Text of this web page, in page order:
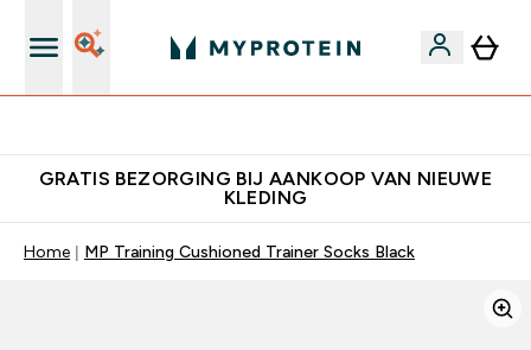
GRATIS BEZORGING BIJ AANKOOP VAN NIEUWE
KLEDING
Home MP Training Cushioned Trainer Socks Black